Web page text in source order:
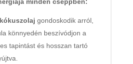
gondoskodik arról,
könnyedén beszívódjon a
tapintást és hosszan tartó